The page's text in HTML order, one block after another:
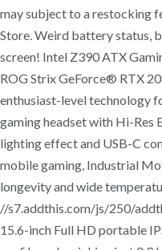
may subject to a restocking
Store. Weird battery status,
screen! Intel Z390 ATX
ROG Strix GeForce® RTX
enthusiast-level technology
gaming headset with Hi-Res
lighting effect and USB-C
mobile gaming, Industrial
longevity and wide
//s7.addthis.com/js/250/
15.6-inch Full HD portable